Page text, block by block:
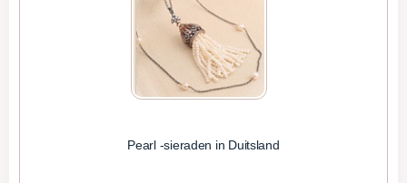
Pearl -sieraden in Duitsland